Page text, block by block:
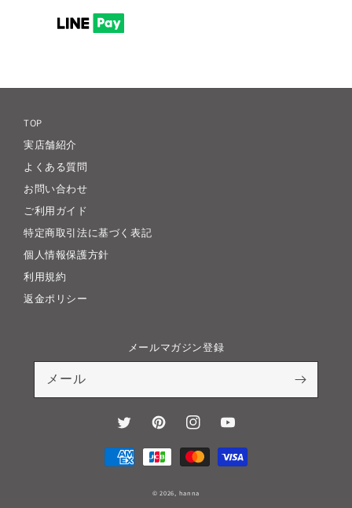
TOP
実店舗紹介
よくある質問
お問い合わせ
ご利用ガイド
特定商取引法に基づく表記
個人情報保護方針
利用規約
返金ポリシー
メールマガジン登録
メール
Twitter PinterestInstagramYouTube
© 2026, hanna